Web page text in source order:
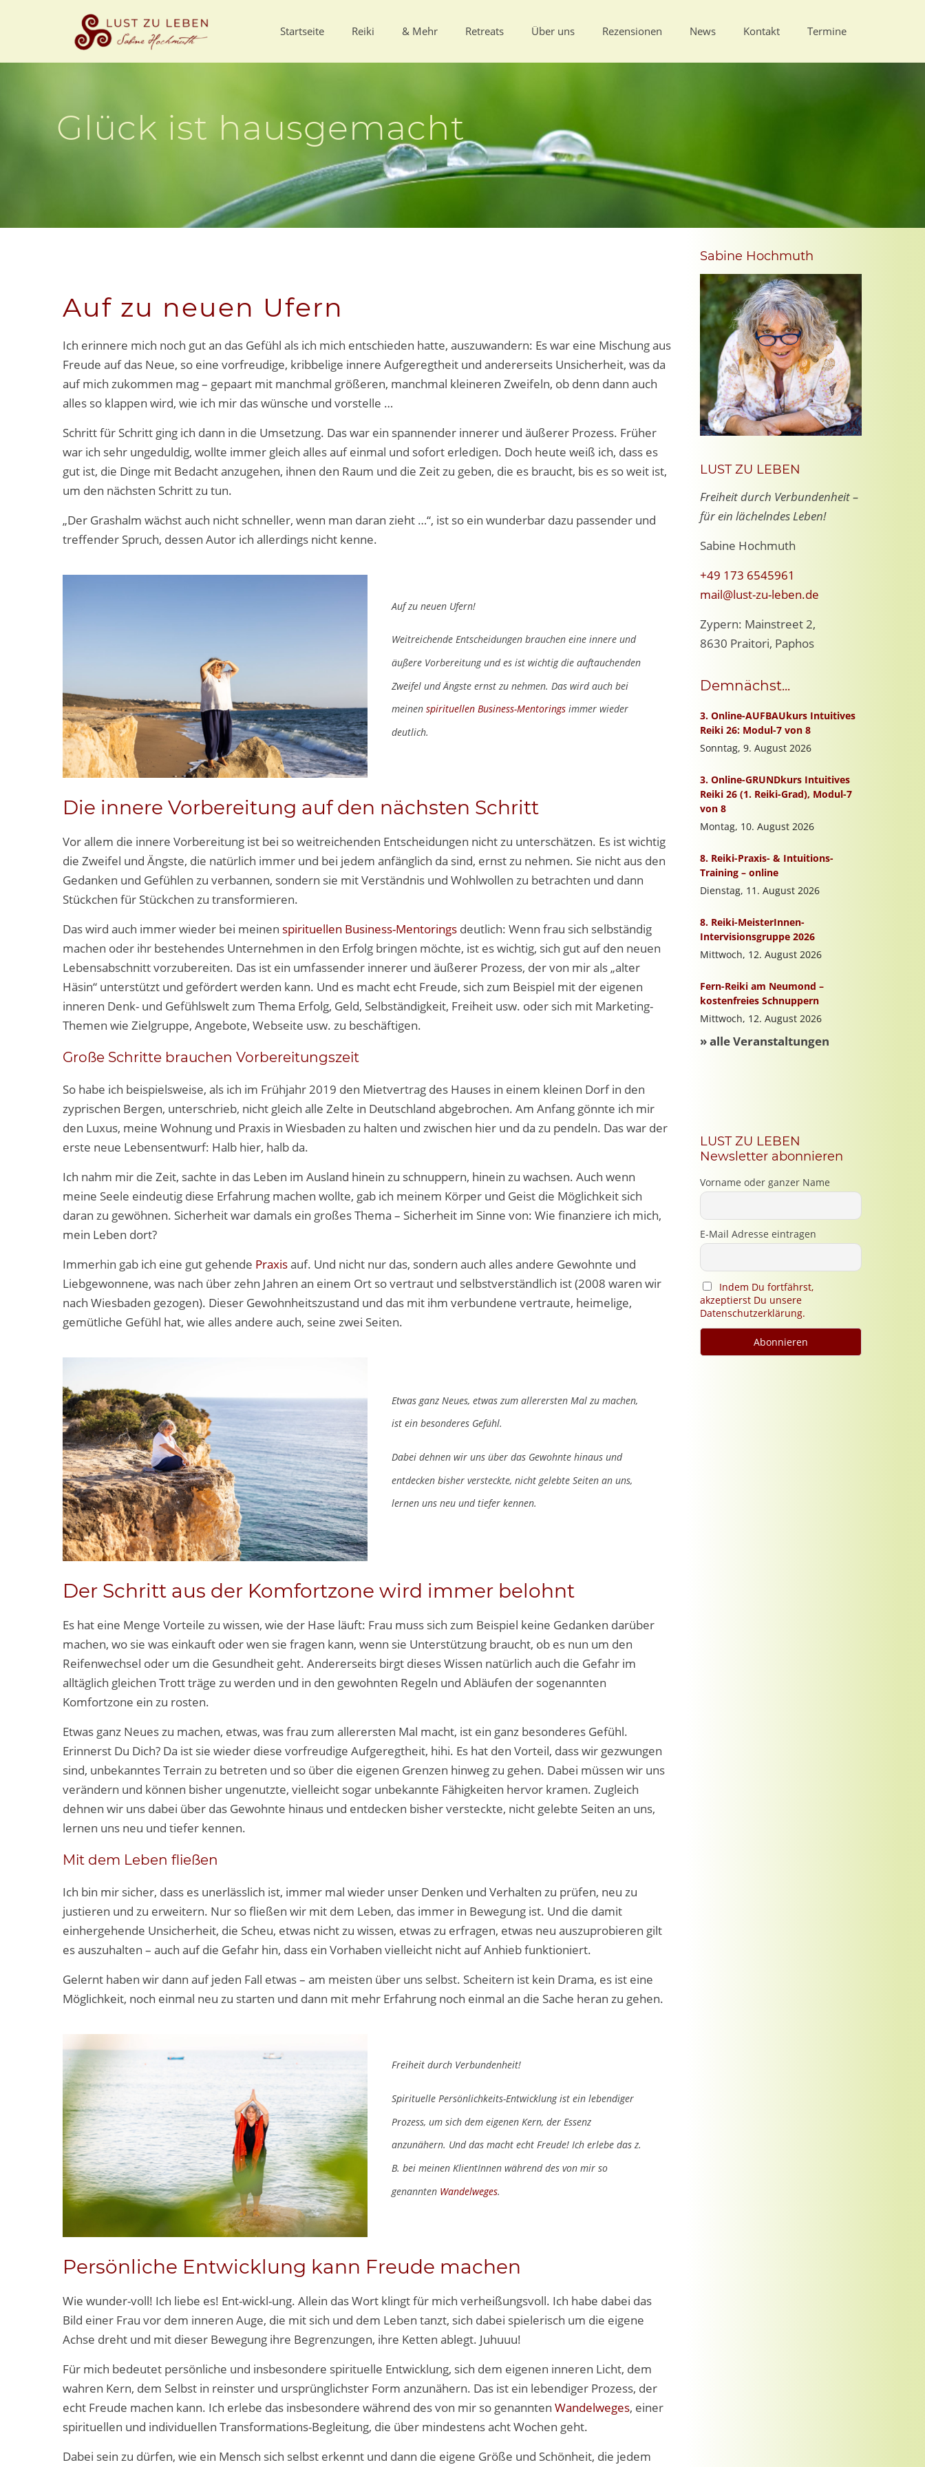
Startseite Reiki & Mehr Retreats Über uns Rezensionen News Kontakt Termine
Glück ist hausgemacht
Auf zu neuen Ufern
Ich erinnere mich noch gut an das Gefühl als ich mich entschieden hatte, auszuwandern: Es war eine Mischung aus
Freude auf das Neue, so eine vorfreudige, kribbelige innere Aufgeregtheit und andererseits Unsicherheit, was da
auf mich zukommen mag – gepaart mit manchmal größeren, manchmal kleineren Zweifeln, ob denn dann auch
alles so klappen wird, wie ich mir das wünsche und vorstelle …
Schritt für Schritt ging ich dann in die Umsetzung. Das war ein spannender innerer und äußerer Prozess. Früher
war ich sehr ungeduldig, wollte immer gleich alles auf einmal und sofort erledigen. Doch heute weiß ich, dass es
gut ist, die Dinge mit Bedacht anzugehen, ihnen den Raum und die Zeit zu geben, die es braucht, bis es so weit ist,
um den nächsten Schritt zu tun.
„Der Grashalm wächst auch nicht schneller, wenn man daran zieht …“, ist so ein wunderbar dazu passender und
treffender Spruch, dessen Autor ich allerdings nicht kenne.
Auf zu neuen Ufern!
Weitreichende Entscheidungen brauchen eine innere und
äußere Vorbereitung und es ist wichtig die auftauchenden
Zweifel und Ängste ernst zu nehmen. Das wird auch bei
meinenspirituellen Business-Mentorings immer wieder
deutlich.
Die innere Vorbereitung auf den nächsten Schritt
Vor allem die innere Vorbereitung ist bei so weitreichenden Entscheidungen nicht zu unterschätzen. Es ist wichtig
die Zweifel und Ängste, die natürlich immer und bei jedem anfänglich da sind, ernst zu nehmen. Sie nicht aus den
Gedanken und Gefühlen zu verbannen, sondern sie mit Verständnis und Wohlwollen zu betrachten und dann
Stückchen für Stückchen zu transformieren.
Das wird auch immer wieder bei meinen spirituellen Business-Mentorings deutlich: Wenn frau sich selbständig
machen oder ihr bestehendes Unternehmen in den Erfolg bringen möchte, ist es wichtig, sich gut auf den neuen
Lebensabschnitt vorzubereiten. Das ist ein umfassender innerer und äußerer Prozess, der von mir als „alter
Häsin“ unterstützt und gefördert werden kann. Und es macht echt Freude, sich zum Beispiel mit der eigenen
inneren Denk- und Gefühlswelt zum Thema Erfolg, Geld, Selbständigkeit, Freiheit usw. oder sich mit Marketing-
Themen wie Zielgruppe, Angebote, Webseite usw. zu beschäftigen.
Große Schritte brauchen Vorbereitungszeit
So habe ich beispielsweise, als ich im Frühjahr 2019 den Mietvertrag des Hauses in einem kleinen Dorf in den
zyprischen Bergen, unterschrieb, nicht gleich alle Zelte in Deutschland abgebrochen. Am Anfang gönnte ich mir
den Luxus, meine Wohnung und Praxis in Wiesbaden zu halten und zwischen hier und da zu pendeln. Das war der
erste neue Lebensentwurf: Halb hier, halb da.
Ich nahm mir die Zeit, sachte in das Leben im Ausland hinein zu schnuppern, hinein zu wachsen. Auch wenn
meine Seele eindeutig diese Erfahrung machen wollte, gab ich meinem Körper und Geist die Möglichkeit sich
daran zu gewöhnen. Sicherheit war damals ein großes Thema – Sicherheit im Sinne von: Wie finanziere ich mich,
mein Leben dort?
Immerhin gab ich eine gut gehende Praxisauf. Und nicht nur das, sondern auch alles andere Gewohnte und
Liebgewonnene, was nach über zehn Jahren an einem Ort so vertraut und selbstverständlich ist (2008 waren wir
nach Wiesbaden gezogen). Dieser Gewohnheitszustand und das mit ihm verbundene vertraute, heimelige,
gemütliche Gefühl hat, wie alles andere auch, seine zwei Seiten.
Etwas ganz Neues, etwas zum allerersten Mal zu machen,
ist ein besonderes Gefühl.
Dabei dehnen wir uns über das Gewohnte hinaus und
entdecken bisher versteckte, nicht gelebte Seiten an uns,
lernen uns neu und tiefer kennen.
Der Schritt aus der Komfortzone wird immer belohnt
Es hat eine Menge Vorteile zu wissen, wie der Hase läuft: Frau muss sich zum Beispiel keine Gedanken darüber
machen, wo sie was einkauft oder wen sie fragen kann, wenn sie Unterstützung braucht, ob es nun um den
Reifenwechsel oder um die Gesundheit geht. Andererseits birgt dieses Wissen natürlich auch die Gefahr im
alltäglich gleichen Trott träge zu werden und in den gewohnten Regeln und Abläufen der sogenannten
Komfortzone ein zu rosten.
Etwas ganz Neues zu machen, etwas, was frau zum allerersten Mal macht, ist ein ganz besonderes Gefühl.
Erinnerst Du Dich? Da ist sie wieder diese vorfreudige Aufgeregtheit, hihi. Es hat den Vorteil, dass wir gezwungen
sind, unbekanntes Terrain zu betreten und so über die eigenen Grenzen hinweg zu gehen. Dabei müssen wir uns
verändern und können bisher ungenutzte, vielleicht sogar unbekannte Fähigkeiten hervor kramen. Zugleich
dehnen wir uns dabei über das Gewohnte hinaus und entdecken bisher versteckte, nicht gelebte Seiten an uns,
lernen uns neu und tiefer kennen.
Mit dem Leben fließen
Ich bin mir sicher, dass es unerlässlich ist, immer mal wieder unser Denken und Verhalten zu prüfen, neu zu
justieren und zu erweitern. Nur so fließen wir mit dem Leben, das immer in Bewegung ist. Und die damit
einhergehende Unsicherheit, die Scheu, etwas nicht zu wissen, etwas zu erfragen, etwas neu auszuprobieren gilt
es auszuhalten – auch auf die Gefahr hin, dass ein Vorhaben vielleicht nicht auf Anhieb funktioniert.
Gelernt haben wir dann auf jeden Fall etwas – am meisten über uns selbst. Scheitern ist kein Drama, es ist eine
Möglichkeit, noch einmal neu zu starten und dann mit mehr Erfahrung noch einmal an die Sache heran zu gehen.
Freiheit durch Verbundenheit!
Spirituelle Persönlichkeits-Entwicklung ist ein lebendiger
Prozess, um sich dem eigenen Kern, der Essenz
anzunähern. Und das macht echt Freude! Ich erlebe das z.
B. bei meinen KlientInnen während des von mir so
genannten Wandelweges.
Persönliche Entwicklung kann Freude machen
Wie wunder-voll! Ich liebe es! Ent-wickl-ung. Allein das Wort klingt für mich verheißungsvoll. Ich habe dabei das
Bild einer Frau vor dem inneren Auge, die mit sich und dem Leben tanzt, sich dabei spielerisch um die eigene
Achse dreht und mit dieser Bewegung ihre Begrenzungen, ihre Ketten ablegt. Juhuuu!
Für mich bedeutet persönliche und insbesondere spirituelle Entwicklung, sich dem eigenen inneren Licht, dem
wahren Kern, dem Selbst in reinster und ursprünglichster Form anzunähern. Das ist ein lebendiger Prozess, der
echt Freude machen kann. Ich erlebe das insbesondere während des von mir so genanntenWandelweges, einer
spirituellen und individuellen Transformations-Begleitung, die über mindestens acht Wochen geht.
Dabei sein zu dürfen, wie ein Mensch sich selbst erkennt und dann die eigene Größe und Schönheit, die jedem
Sabine Hochmuth
LUST ZU LEBEN
Freiheit durch Verbundenheit –
für ein lächelndes Leben!
Sabine Hochmuth
+49 173 6545961
mail@lust-zu-leben.de
Zypern: Mainstreet 2,
8630 Praitori, Paphos
Demnächst...
LUST ZU LEBEN
Newsletter abonnieren
Vorname oder ganzer Name
E-Mail Adresse eintragen
Indem Du fortfährst,
akzeptierst Du unsere
Datenschutzerklärung.